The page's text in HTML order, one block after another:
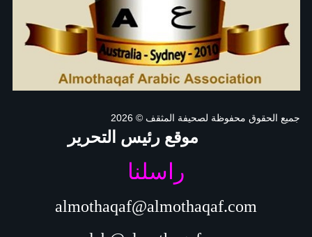
جميع الحقوق محفوظة لصحيفة المثقف© 2026
موقع رئيس التحرير
راسلنا
almothaqaf@almothaqaf.com